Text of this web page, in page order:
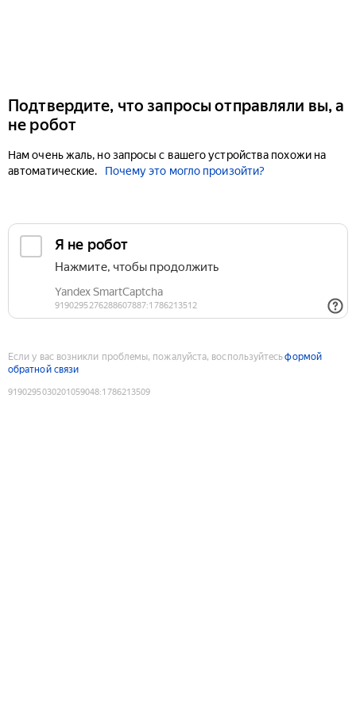
Подтвердите, что запросы отправляли вы, а
не робот
Нам очень жаль, но запросы с вашего устройства похожи на
автоматические.
Почему это могло произойти?
Если у вас возникли проблемы, пожалуйста, воспользуйтесьформой
обратной связи
9190295030201059048:1786213509